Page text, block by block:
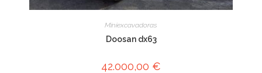
Miniexcavadoras
Doosan dx63
42.000,00 €